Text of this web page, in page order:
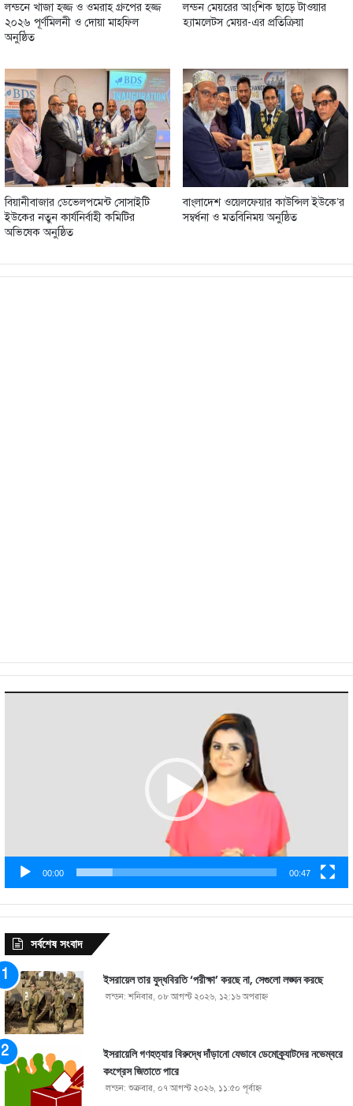
লন্ডনে খাজা হজ্জ ও ওমরাহ গ্রুপের হজ্জ
২০২৬ পূর্ণমিলনী ও দোয়া মাহফিল
অনুষ্ঠিত
লন্ডন মেয়রের আংশিক ছাড়ে টাওয়ার
হ্যামলেটস মেয়র-এর প্রতিক্রিয়া
বিয়ানীবাজার ডেভেলপমেন্ট সোসাইটি
ইউকের নতুন কার্যনির্বাহী কমিটির
অভিষেক অনুষ্ঠিত
বাংলাদেশ ওয়েলফেয়ার কাউন্সিল ইউকে’র
সম্বর্ধনা ও মতবিনিময় অনুষ্ঠিত
00:00 00:47
সর্বশেষ সংবাদ
ইসরায়েল তার যুদ্ধবিরতি ‘পরীক্ষা’ করছে না, সেগুলো লঙ্ঘন করছে
লন্ডন: শনিবার, ০৮ আগস্ট ২০২৬, ১২:১৬ অপরাহ্ণ
ইসরায়েলি গণহত্যার বিরুদ্ধে দাঁড়ানো যেভাবে ডেমোক্র্যাটদের নভেম্বরে
কংগ্রেস জিতাতে পারে
লন্ডন: শুক্রবার, ০৭ আগস্ট ২০২৬, ১১:৫০ পূর্বাহ্ণ